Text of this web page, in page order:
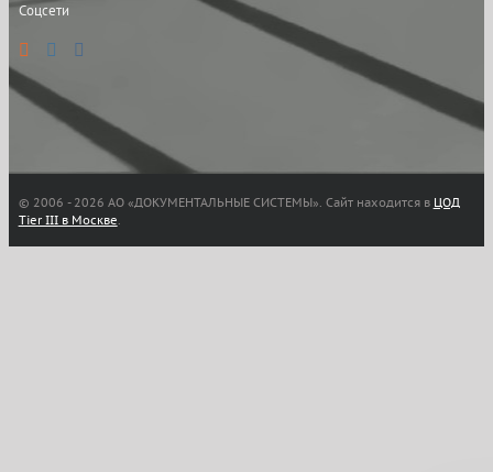
Соцсети
© 2006 - 2026 АО «ДОКУМЕНТАЛЬНЫЕ СИСТЕМЫ». Сайт находится в ЦОД
Tier III в Москве.